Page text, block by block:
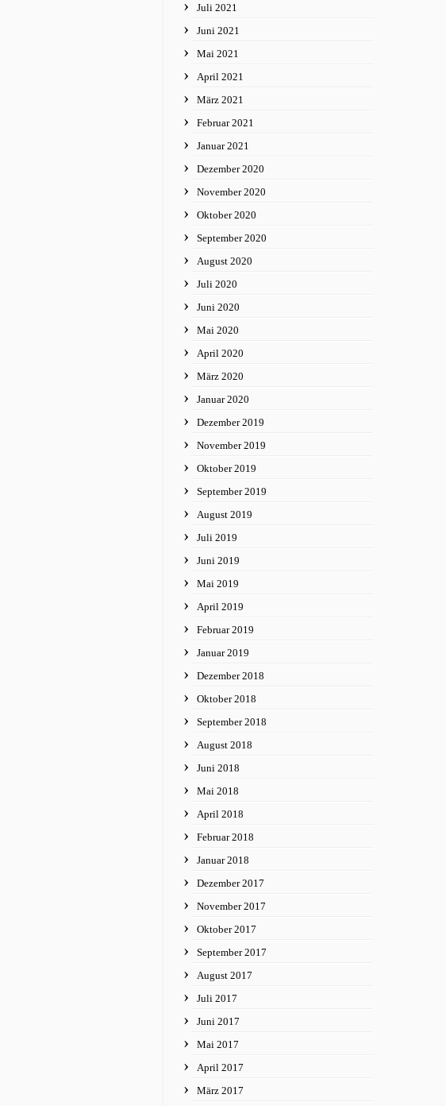
Juli 2021
Juni 2021
Mai 2021
April 2021
März 2021
Februar 2021
Januar 2021
Dezember 2020
November 2020
Oktober 2020
September 2020
August 2020
Juli 2020
Juni 2020
Mai 2020
April 2020
März 2020
Januar 2020
Dezember 2019
November 2019
Oktober 2019
September 2019
August 2019
Juli 2019
Juni 2019
Mai 2019
April 2019
Februar 2019
Januar 2019
Dezember 2018
Oktober 2018
September 2018
August 2018
Juni 2018
Mai 2018
April 2018
Februar 2018
Januar 2018
Dezember 2017
November 2017
Oktober 2017
September 2017
August 2017
Juli 2017
Juni 2017
Mai 2017
April 2017
März 2017